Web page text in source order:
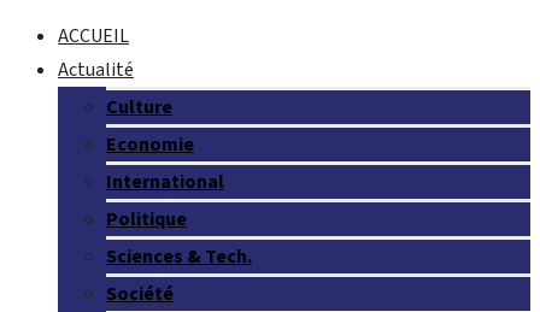
ACCUEIL
Actualité
Culture
Economie
International
Politique
Sciences & Tech.
Société